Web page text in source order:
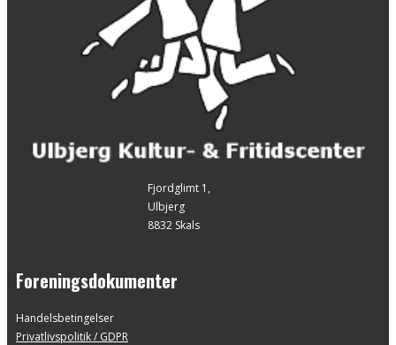
Fjordglimt 1,
Ulbjerg
8832 Skals
Foreningsdokumenter
Handelsbetingelser
Privatlivspolitik / GDPR